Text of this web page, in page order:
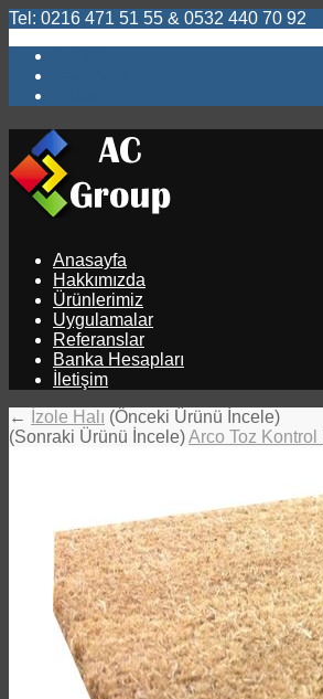
Tel: 0216 471 51 55 & 0532 440 70 92
Anasayfa
Hakkımızda
Ürünlerimiz
Uygulamalar
Referanslar
Banka Hesapları
İletişim
←
İzole Halı (Önceki Ürünü İncele)
(Sonraki Ürünü İncele)Arco Toz Kontrol